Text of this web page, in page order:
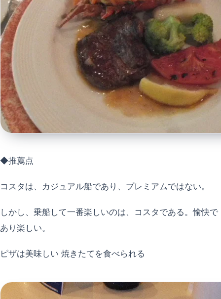
◆推薦点
コスタは、カジュアル船であり、プレミアムではない。
しかし、乗船して一番楽しいのは、コスタである。愉快で
あり楽しい。
ピザは美味しい 焼きたてを食べられる